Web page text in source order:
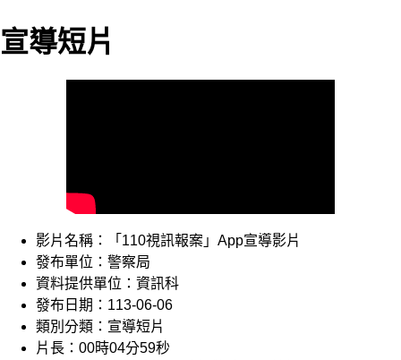
宣導短片
影片名稱：「110視訊報案」App宣導影片
發布單位：警察局
資料提供單位：資訊科
發布日期：113-06-06
類別分類：宣導短片
片長：00時04分59秒